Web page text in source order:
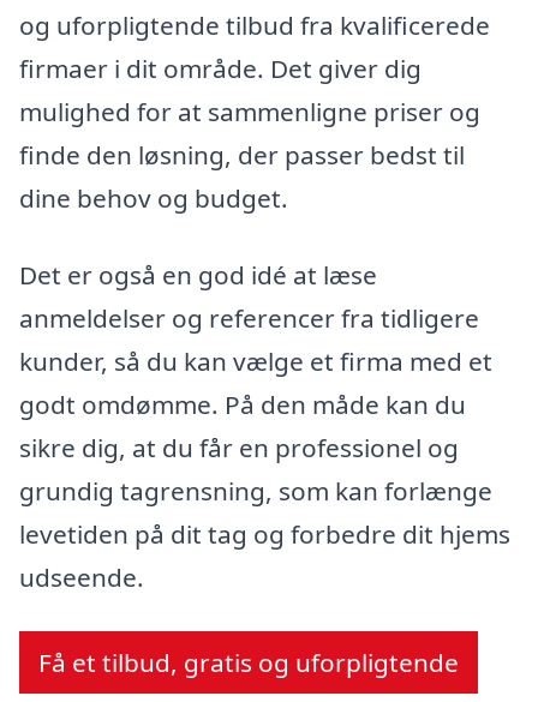
og uforpligtende tilbud fra kvalificerede
firmaer i dit område. Det giver dig
mulighed for at sammenligne priser og
finde den løsning, der passer bedst til
dine behov og budget.
Det er også en god idé at læse
anmeldelser og referencer fra tidligere
kunder, så du kan vælge et firma med et
godt omdømme. På den måde kan du
sikre dig, at du får en professionel og
grundig tagrensning, som kan forlænge
levetiden på dit tag og forbedre dit hjems
udseende.
Få et tilbud, gratis og uforpligtende